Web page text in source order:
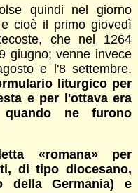
quindi nel giorno
cioè il primo giovedì
che nel 1264
giugno; venne invece
e l'8 settembre.
liturgico per
e per l'ottava era
ne furono
«romana» per
di tipo diocesano,
della Germania) e